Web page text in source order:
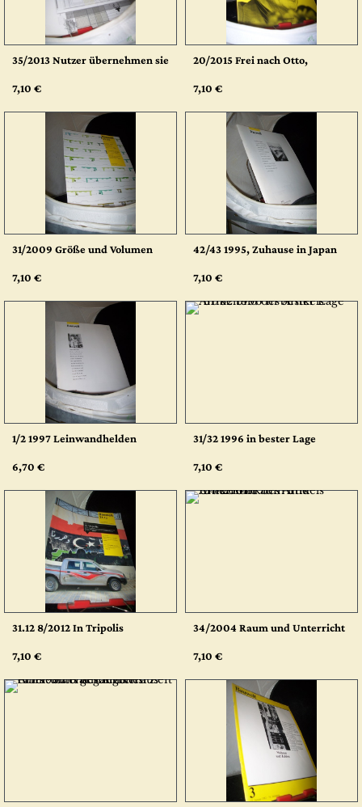
35/2013 Nutzer übernehmen sie
7,10 €
20/2015 Frei nach Otto,
7,10 €
31/2009 Größe und Volumen
7,10 €
42/43 1995, Zuhause in Japan
7,10 €
1/2 1997 Leinwandhelden
6,70 €
31/32 1996 in bester Lage
7,10 €
31.12 8/2012 In Tripolis
7,10 €
34/2004 Raum und Unterricht
7,10 €